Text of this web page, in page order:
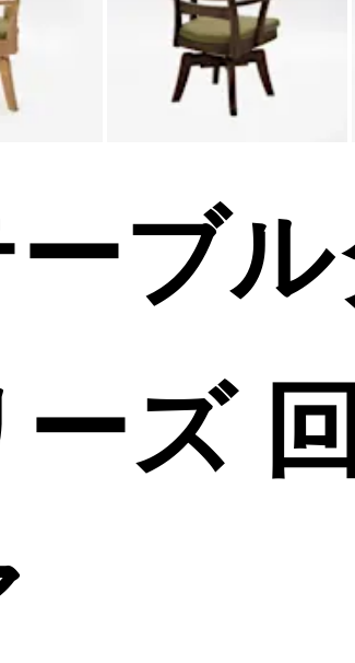
ブ
ズ